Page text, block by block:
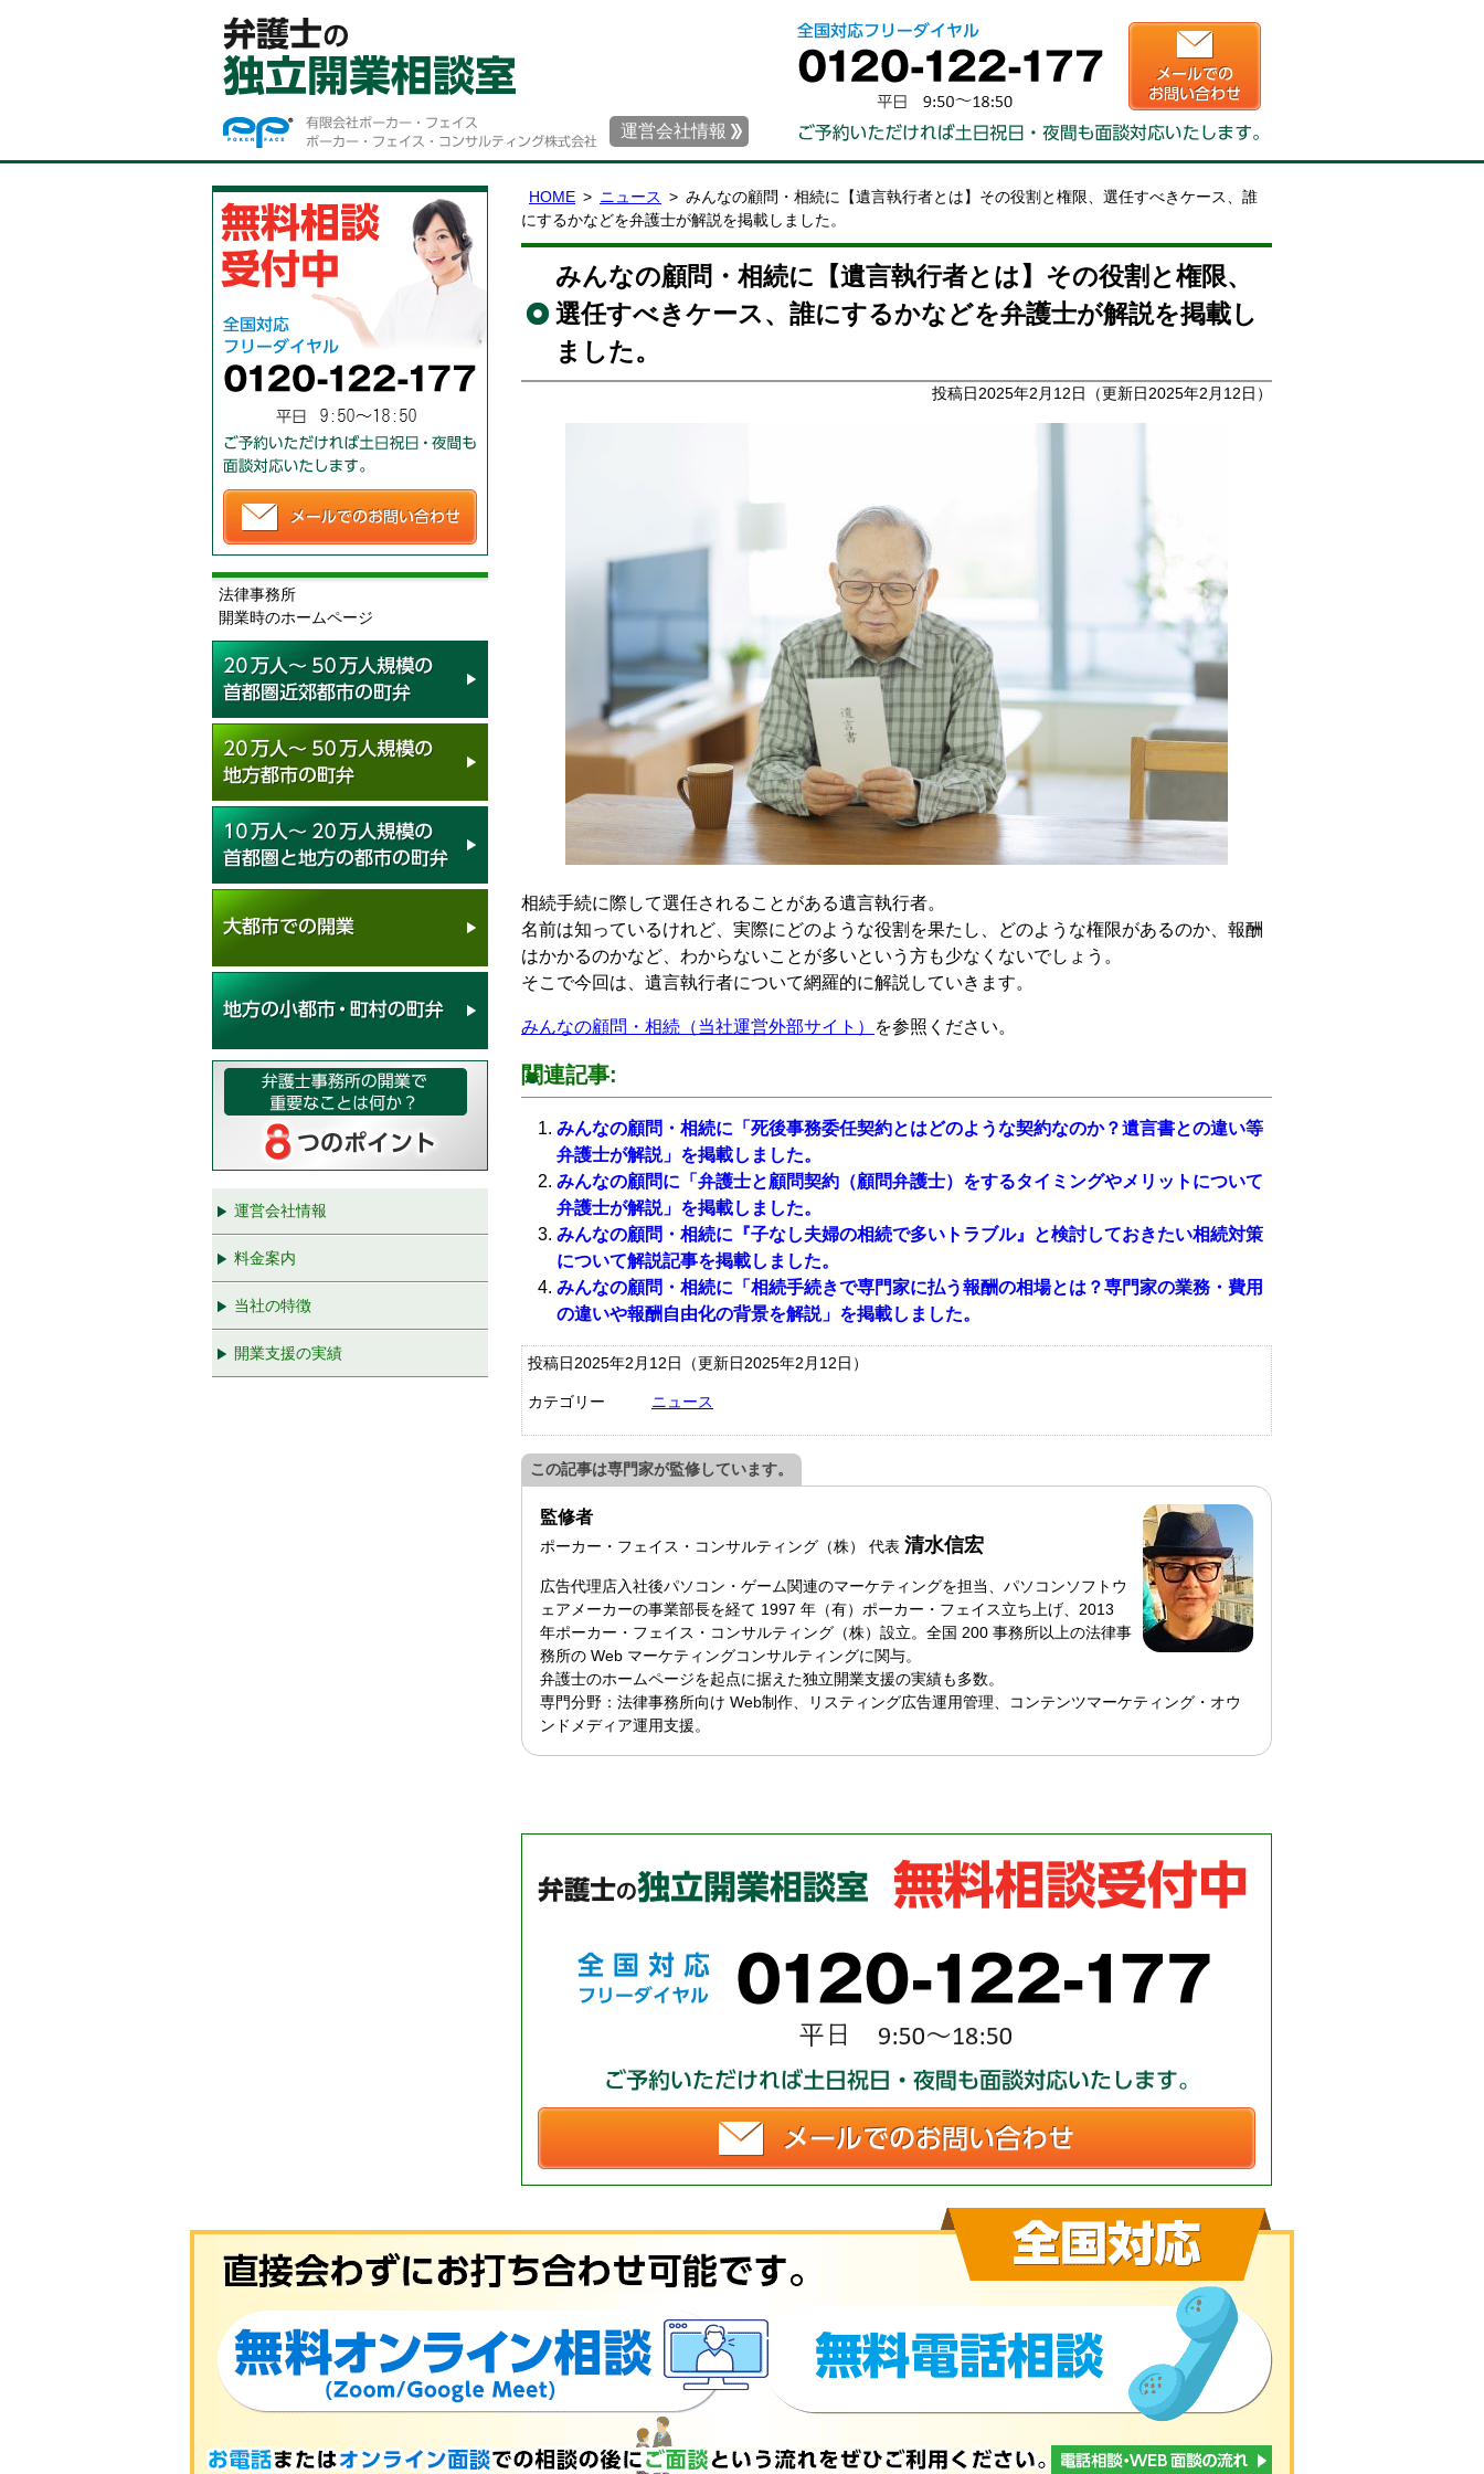
運営会社情報
HOME ニュース
みんなの顧問・相続に【遺言執行者とは】その役割と権限、選任すべきケース、誰
にするかなどを弁護士が解説を掲載しました。
みんなの顧問・相続に【遺言執行者とは】その役割と権限、
選任すべきケース、誰にするかなどを弁護士が解説を掲載し
ました。
投稿日2025年2月12日 （更新日2025年2月12日）
相続手続に際して選任されることがある遺言執行者。
名前は知っているけれど、実際にどのような役割を果たし、どのような権限があるのか、報酬
はかかるのかなど、わからないことが多いという方も少なくないでしょう。
そこで今回は、遺言執行者について網羅的に解説していきます。
みんなの顧問・相続（当社運営外部サイト） を参照ください。
関連記事:
みんなの顧問・相続に「死後事務委任契約とはどのような契約なのか？遺言書との違い等
弁護士が解説」を掲載しました。
みんなの顧問に「弁護士と顧問契約（顧問弁護士）をするタイミングやメリットについて
弁護士が解説」を掲載しました。
みんなの顧問・相続に『子なし夫婦の相続で多いトラブル』と検討しておきたい相続対策
について解説記事を掲載しました。
みんなの顧問・相続に「相続手続きで専門家に払う報酬の相場とは？専門家の業務・費用
の違いや報酬自由化の背景を解説」を掲載しました。
投稿日2025年2月12日 （更新日2025年2月12日）
カテゴリー ニュース
この記事は専門家が監修しています。
監修者
ポーカー・フェイス・コンサルティング（株） 代表 清水信宏
広告代理店入社後パソコン・ゲーム関連のマーケティングを担当、パソコンソフトウ
ェアメーカーの事業部長を経て 1997 年（有）ポーカー・フェイス立ち上げ、2013
年ポーカー・フェイス・コンサルティング（株）設立。全国 200 事務所以上の法律事
務所の Web マーケティングコンサルティングに関与。
弁護士のホームページを起点に据えた独立開業支援の実績も多数。
専門分野：法律事務所向け Web制作、リスティング広告運用管理、コンテンツマーケティング・オウ
ンドメディア運用支援。
法律事務所
開業時のホームページ
運営会社情報
料金案内
当社の特徴
開業支援の実績